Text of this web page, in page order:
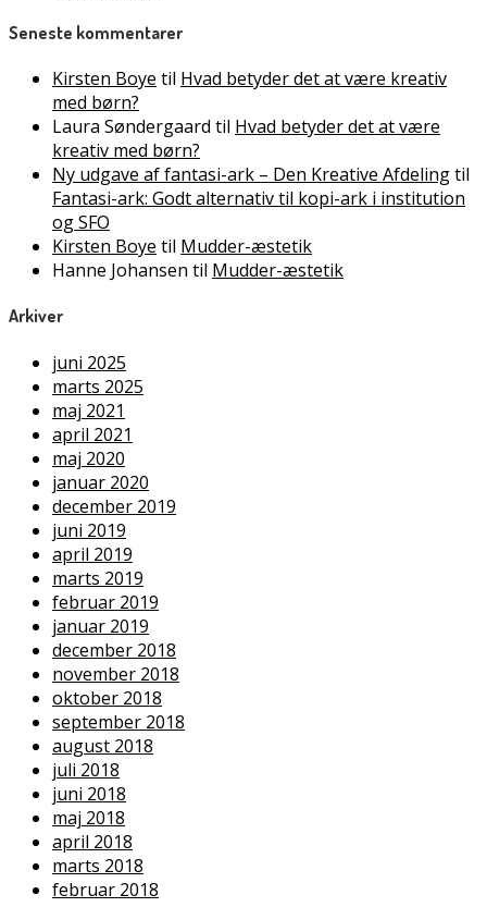
Seneste kommentarer
Kirsten Boye til Hvad betyder det at være kreativ
med børn?
Laura Søndergaard til Hvad betyder det at være
kreativ med børn?
Ny udgave af fantasi-ark – Den Kreative Afdelingtil
Fantasi-ark: Godt alternativ til kopi-ark i institution
og SFO
Kirsten Boye til Mudder-æstetik
Hanne Johansen til Mudder-æstetik
Arkiver
juni 2025
marts 2025
maj 2021
april 2021
maj 2020
januar 2020
december 2019
juni 2019
april 2019
marts 2019
februar 2019
januar 2019
december 2018
november 2018
oktober 2018
september 2018
august 2018
juli 2018
juni 2018
maj 2018
april 2018
marts 2018
februar 2018